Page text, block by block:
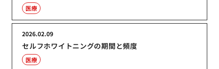
医療
セルフホワイトニングの期間と頻度
2026.02.09
医療